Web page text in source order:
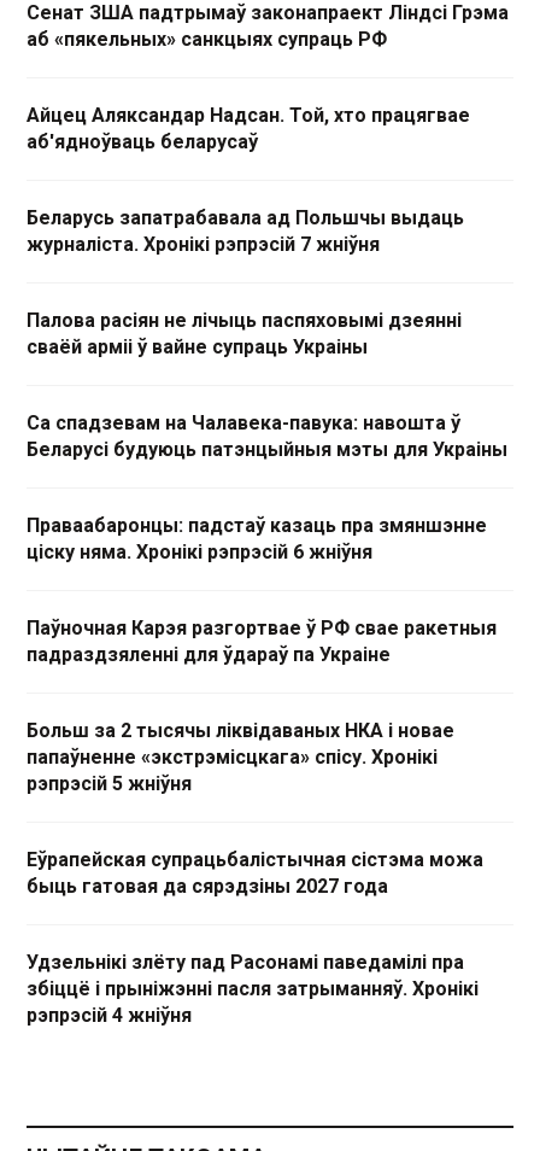
Сенат ЗША падтрымаў законапраект Ліндсі Грэма
аб «пякельных» санкцыях супраць РФ
Айцец Аляксандар Надсан. Той, хто працягвае
аб'ядноўваць беларусаў
Беларусь запатрабавала ад Польшчы выдаць
журналіста. Хронікі рэпрэсій 7 жніўня
Палова расіян не лічыць паспяховымі дзеянні
сваёй арміі ў вайне супраць Украіны
Са спадзевам на Чалавека-павука: навошта ў
Беларусі будуюць патэнцыйныя мэты для Украіны
Праваабаронцы: падстаў казаць пра змяншэнне
ціску няма. Хронікі рэпрэсій 6 жніўня
Паўночная Карэя разгортвае ў РФ свае ракетныя
падраздзяленні для ўдараў па Украіне
Больш за 2 тысячы ліквідаваных НКА і новае
папаўненне «экстрэмісцкага» спісу. Хронікі
рэпрэсій 5 жніўня
Еўрапейская супрацьбалістычная сістэма можа
быць гатовая да сярэдзіны 2027 года
Удзельнікі злёту пад Расонамі паведамілі пра
збіццё і прыніжэнні пасля затрыманняў. Хронікі
рэпрэсій 4 жніўня